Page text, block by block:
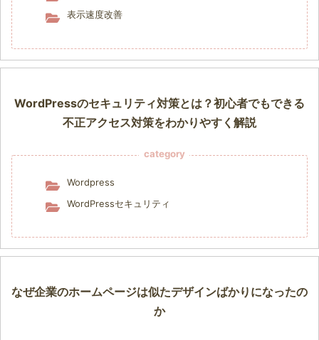
表示速度改善
WordPressのセキュリティ対策とは？初心者でもできる
不正アクセス対策をわかりやすく解説
category
Wordpress
WordPressセキュリティ
なぜ企業のホームページは似たデザインばかりになったの
か